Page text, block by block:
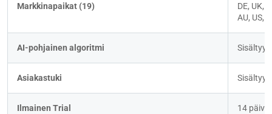
Markkinapaikat (19)
DE, UK,
AU, US,
AI-pohjainen algoritmi Sisältyy
Asiakastuki Sisältyy
Ilmainen Trial 14